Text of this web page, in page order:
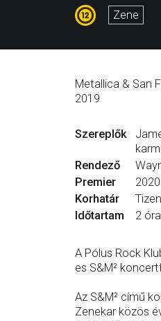
Zene
Metallica & San
2019
Szereplők
Rendező
Premier
Korhatár
Időtartam
2
A Pólus Rock
es S&M²
Az S&M² című
Zenekar közös